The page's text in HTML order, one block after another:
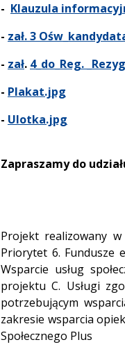
- Klauzula
- zał. 3
- zał. 4_do_Reg.
- Plakat.jpg
- Ulotka.jpg
Zapraszamy do
Projekt realizowany w
Priorytet 6. Fundusze
Wsparcie usług
projektu C. Usługi
potrzebującym
zakresie wsparcia
Społecznego Plus